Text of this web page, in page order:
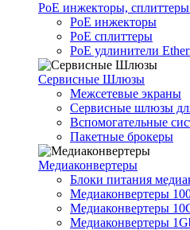
PoE инжекторы,
PoE инжекторы
PoE сплиттеры
PoE удлинители
Сервисные Шлюзы
Межсетевые экраны
Сервисные шлюзы
Вспомогательные
Пакетные брокеры
Медиаконвертеры
Блоки питания
Медиаконвертеры
Медиаконвертеры
Медиаконвертеры